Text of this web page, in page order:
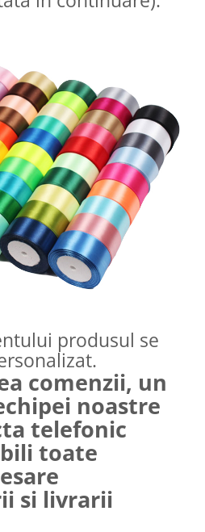
produsul se
comenzii, un
noastre
telefonic
toate
si livrarii